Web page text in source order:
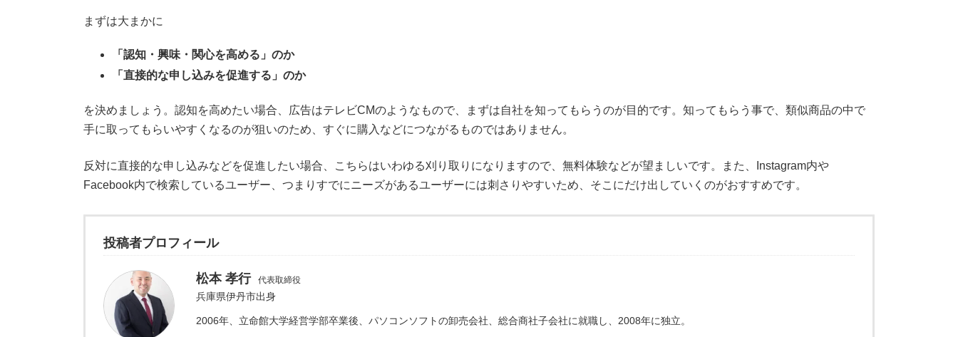
まずは大まかに
「認知・興味・関心を高める」のか
「直接的な申し込みを促進する」のか
を決めましょう。認知を高めたい場合、広告はテレビCMのようなもので、まずは自社を知ってもらうのが目的です。知ってもらう事で、類似商品の中で
手に取ってもらいやすくなるのが狙いのため、すぐに購入などにつながるものではありません。
反対に直接的な申し込みなどを促進したい場合、こちらはいわゆる刈り取りになりますので、無料体験などが望ましいです。また、Instagram内や
Facebook内で検索しているユーザー、つまりすでにニーズがあるユーザーには刺さりやすいため、そこにだけ出していくのがおすすめです。
投稿者プロフィール
松本 孝行 代表取締役
兵庫県伊丹市出身
2006年、立命館大学経営学部卒業後、パソコンソフトの卸売会社、総合商社子会社に就職し、2008年に独立。